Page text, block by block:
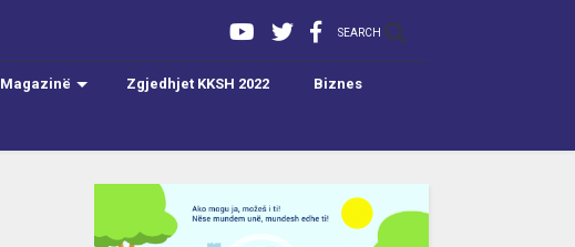
SEARCH
Magazinë Zgjedhjet KKSH 2022 Biznes